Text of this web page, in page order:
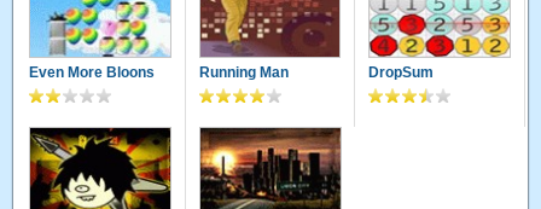
Even More Bloons Running Man DropSum